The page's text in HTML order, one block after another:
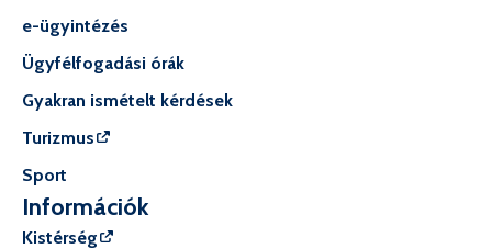
e-ügyintézés
Ügyfélfogadási órák
Gyakran ismételt kérdések
Turizmus
Sport
Információk
Kistérség